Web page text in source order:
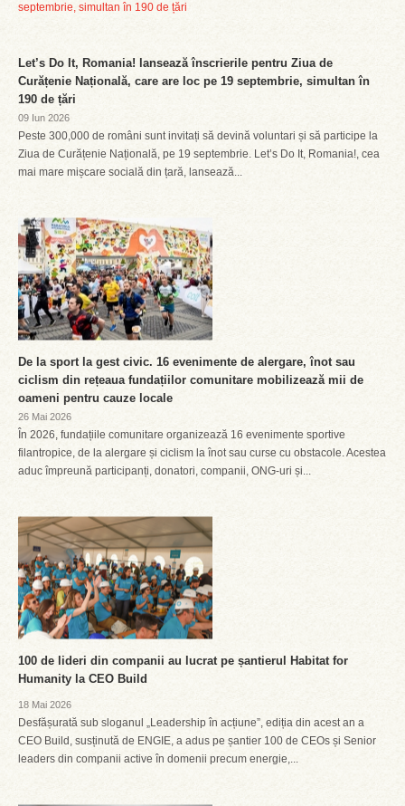
Let’s Do It, Romania! lansează înscrierile pentru Ziua de
Curățenie Națională, care are loc pe 19 septembrie, simultan în
190 de țări
09 Iun 2026
Peste 300,000 de români sunt invitați să devină voluntari și să participe la
Ziua de Curățenie Națională, pe 19 septembrie. Let’s Do It, Romania!, cea
mai mare mișcare socială din țară, lansează...
De la sport la gest civic. 16 evenimente de alergare, înot sau
ciclism din rețeaua fundațiilor comunitare mobilizează mii de
oameni pentru cauze locale
26 Mai 2026
În 2026, fundațiile comunitare organizează 16 evenimente sportive
filantropice, de la alergare și ciclism la înot sau curse cu obstacole. Acestea
aduc împreună participanți, donatori, companii, ONG-uri și...
100 de lideri din companii au lucrat pe șantierul Habitat for
Humanity la CEO Build
18 Mai 2026
Desfășurată sub sloganul „Leadership în acțiune”, ediția din acest an a
CEO Build, susținută de ENGIE, a adus pe șantier 100 de CEOs și Senior
leaders din companii active în domenii precum energie,...